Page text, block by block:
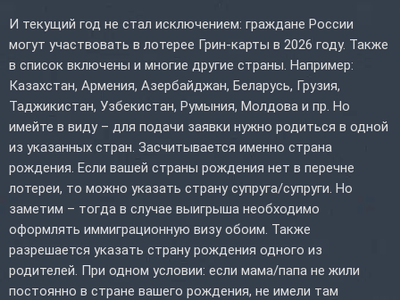
И текущий год не стал исключением: граждане России
могут участвовать в лотерее Грин-карты в 2026 году. Также
в список включены и многие другие страны. Например:
Казахстан, Армения, Азербайджан, Беларусь, Грузия,
Таджикистан, Узбекистан, Румыния, Молдова и пр. Но
имейте в виду – для подачи заявки нужно родиться в одной
из указанных стран. Засчитывается именно страна
рождения. Если вашей страны рождения нет в перечне
лотереи, то можно указать страну супруга/супруги. Но
заметим – тогда в случае выигрыша необходимо
оформлять иммиграционную визу обоим. Также
разрешается указать страну рождения одного из
родителей. При одном условии: если мама/папа не жили
постоянно в стране вашего рождения, не имели там